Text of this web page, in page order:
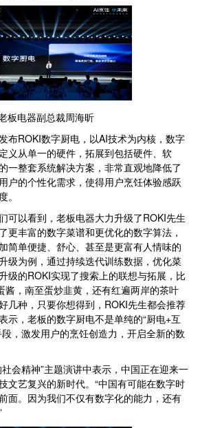
板电器副总裁周海昕
ROKI数字厨电，以AI技术为内核，数字
义从单一的硬件，拓展到包括硬件、软
一整套系统解决方案，非常直观地降低了
户的个性化需求，使得用户烹饪体验感跃
。
以看到，老板电器大力升级了ROKI先生
更丰富的数字菜谱和更优化的数字算法，
简单便捷、舒心、甚至是更富有人情味的
级为例，通过持续迭代训练数据，优化菜
级的ROKI实现了搜索上的联想与拓展，比
酱，南至蛋炒韭黄，还有红遍两岸的茶叶
几种，只要你想得到，ROKI先生都会推荐
示，老板的数字厨电不是单纯的“厨电+互
，激发用户的烹饪创造力，开启全新的数
精神”主题演讲中表示，中国正在迎来一
文艺复兴的新时代。“中国有可能在数字时
面。因为我们不仅有数字化的能力，还有